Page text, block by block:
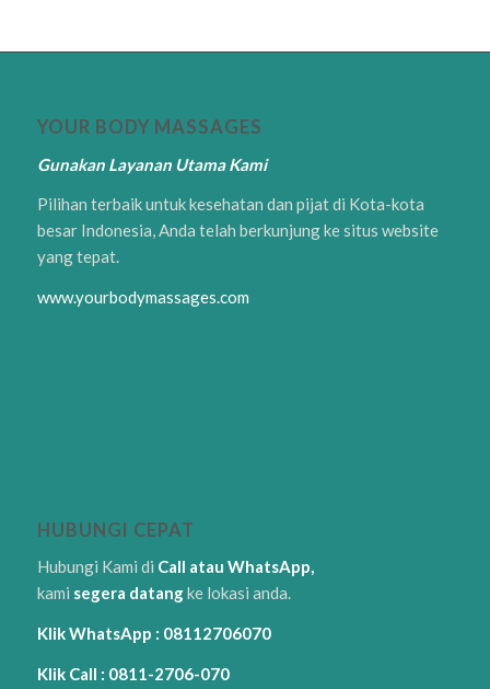
YOUR BODY MASSAGES
Gunakan Layanan Utama Kami
Pilihan terbaik untuk kesehatan dan pijat di Kota-kota
besar Indonesia, Anda telah berkunjung ke situs website
yang tepat.
www.yourbodymassages.com
HUBUNGI CEPAT
Hubungi Kami di Call atau WhatsApp,
kami segera datangke lokasi anda.
Klik WhatsApp : 08112706070
Klik Call : 0811-2706-070